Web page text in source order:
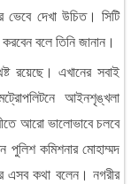
ভেবে দেখা উচিত। সিটি
করবেন বলে তিনি জানান।
রয়েছে। এখানের সবাই
আইনশৃঙ্খলা
আরো ভালোভাবে চলবে
পুলিশ কমিশনার মোহাম্মদ
এসব কথা বলেন। নগরীর